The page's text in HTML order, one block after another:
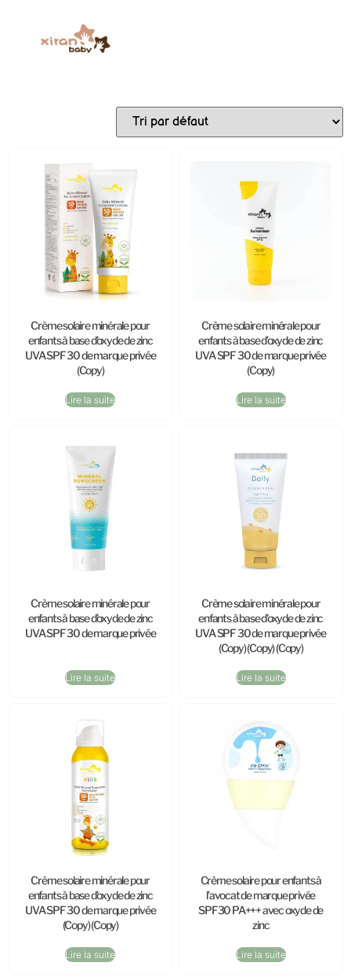
Crème solaire minérale pour
enfants à base d’oxyde de zinc
UVA SPF 30 de marque privée
(Copy)
Lire la suite
Crème solaire minérale pour
enfants à base d’oxyde de zinc
UVA SPF 30 de marque privée
(Copy)
Lire la suite
Crème solaire minérale pour
enfants à base d’oxyde de zinc
UVA SPF 30 de marque privée
Lire la suite
Crème solaire minérale pour
enfants à base d’oxyde de zinc
UVA SPF 30 de marque privée
(Copy) (Copy) (Copy)
Lire la suite
Crème solaire minérale pour
enfants à base d’oxyde de zinc
UVA SPF 30 de marque privée
(Copy) (Copy)
Lire la suite
Crème solaire pour enfants à
l’avocat de marque privée
SPF30 PA+++ avec oxyde de
zinc
Lire la suite